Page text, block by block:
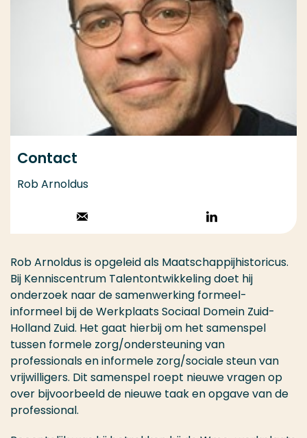
Contact
Rob Arnoldus
Stuur een email
Volg op
LinkedIn
Rob Arnoldus is opgeleid als Maatschappijhistoricus.
Bij Kenniscentrum Talentontwikkeling doet hij
onderzoek naar de samenwerking formeel-
informeel bij de Werkplaats Sociaal Domein Zuid-
Holland Zuid. Het gaat hierbij om het samenspel
tussen formele zorg/ondersteuning van
professionals en informele zorg/sociale steun van
vrijwilligers. Dit samenspel roept nieuwe vragen op
over bijvoorbeeld de nieuwe taak en opgave van de
professional.